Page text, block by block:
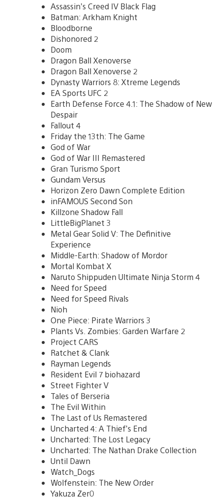
Assassin’s Creed IV Black Flag
Batman: Arkham Knight
Bloodborne
Dishonored 2
Doom
Dragon Ball Xenoverse
Dragon Ball Xenoverse 2
Dynasty Warriors 8: Xtreme Legends
EA Sports UFC 2
Earth Defense Force 4.1: The Shadow of New
Despair
Fallout 4
Friday the 13th: The Game
God of War
God of War III Remastered
Gran Turismo Sport
Gundam Versus
Horizon Zero Dawn Complete Edition
inFAMOUS Second Son
Killzone Shadow Fall
LittleBigPlanet 3
Metal Gear Solid V: The Definitive
Experience
Middle-Earth: Shadow of Mordor
Mortal Kombat X
Naruto Shippuden Ultimate Ninja Storm 4
Need for Speed
Need for Speed Rivals
Nioh
One Piece: Pirate Warriors 3
Plants Vs. Zombies: Garden Warfare 2
Project CARS
Ratchet & Clank
Rayman Legends
Resident Evil 7 biohazard
Street Fighter V
Tales of Berseria
The Evil Within
The Last of Us Remastered
Uncharted 4: A Thief’s End
Uncharted: The Lost Legacy
Uncharted: The Nathan Drake Collection
Until Dawn
Watch_Dogs
Wolfenstein: The New Order
Yakuza Zer0